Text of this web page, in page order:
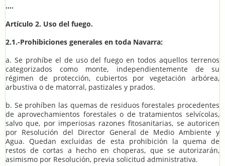
....
Artículo 2. Uso del fuego.
2.1.-Prohibiciones generales en toda Navarra:
a. Se prohíbe el de uso del fuego en todos aquellos terrenos
categorizados como monte, independientemente de su
régimen de protección, cubiertos por vegetación arbórea,
arbustiva o de matorral, pastizales y prados.
b. Se prohíben las quemas de residuos forestales procedentes
de aprovechamientos forestales o de tratamientos selvícolas,
salvo que, por imperiosas razones fitosanitarias, se autoricen
por Resolución del Director General de Medio Ambiente y
Agua. Quedan excluidas de esta prohibición la quema de
restos de cortas a hecho en choperas, que se autorizarán,
asimismo por Resolución, previa solicitud administrativa.